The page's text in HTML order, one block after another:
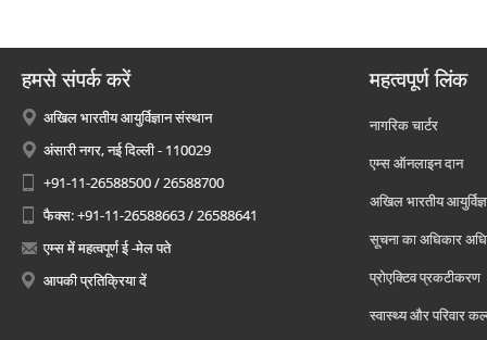
हमसे संपर्क करें
अखिल भारतीय आयुर्विज्ञान संस्थान
अंसारी नगर, नई दिल्ली - 110029
+91-11-26588500 / 26588700
फैक्स: +91-11-26588663 / 26588641
एम्स में महत्वपूर्ण ई -मेल पते
आपकी प्रतिक्रिया दें
महत्वपूर्ण लिंक
नागरिक चार्टर
एम्स ऑनलाइन दान
अखिल भारतीय
सूचना का अधिकार
प्रोएक्टिव प्रकटीकरण
स्वास्थ्य और परिवार